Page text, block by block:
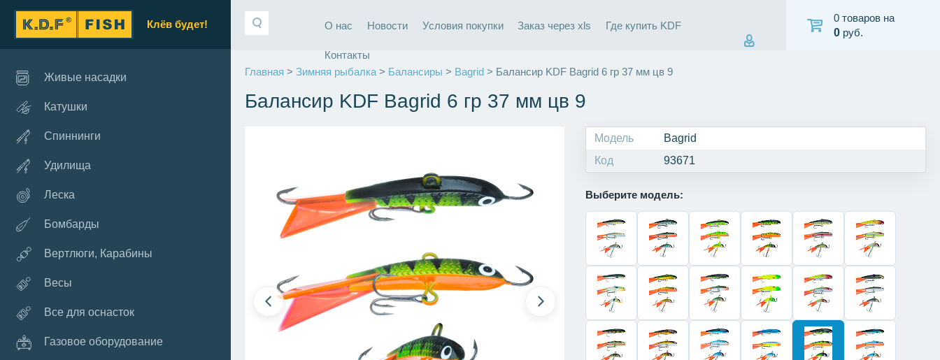
Клёв будет!
Живые насадки
Катушки
Спиннинги
Удилища
Леска
Бомбарды
Вертлюги, Карабины
Весы
Все для оснасток
Газовое оборудование
О нас Новости Условия покупки Заказ через xls Где купить KDF
Контакты
0 товаров на
0 руб.
Главная > Зимняя рыбалка > Балансиры > Bagrid > Балансир KDF Bagrid 6 гр 37 мм цв 9
Балансир KDF Bagrid 6 гр 37 мм цв 9
Модель
Bagrid
Код
93671
Выберите модель: